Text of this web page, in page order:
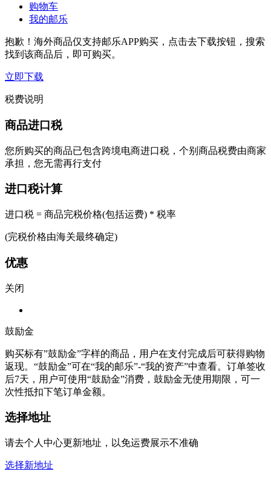
购物车
我的邮乐
抱歉！海外商品仅支持邮乐APP购买，点击去下载按钮，搜索
找到该商品后，即可购买。
立即下载
税费说明
商品进口税
您所购买的商品已包含跨境电商进口税，个别商品税费由商家
承担，您无需再行支付
进口税计算
进口税 = 商品完税价格(包括运费) * 税率
(完税价格由海关最终确定)
优惠
关闭
鼓励金
购买标有”鼓励金”字样的商品，用户在支付完成后可获得购物
返现。“鼓励金”可在“我的邮乐”-“我的资产”中查看。订单签收
后7天，用户可使用“鼓励金”消费，鼓励金无使用期限，可一
次性抵扣下笔订单金额。
选择地址
请去个人中心更新地址，以免运费展示不准确
选择新地址